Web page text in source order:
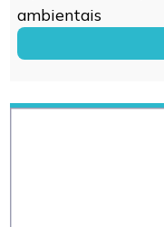
ambientais